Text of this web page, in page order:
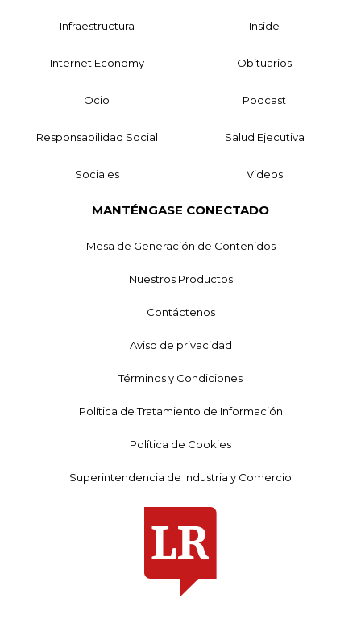
Infraestructura Inside
Internet Economy Obituarios
Ocio Podcast
Responsabilidad Social Salud Ejecutiva
Sociales Videos
MANTÉNGASE CONECTADO
Mesa de Generación de Contenidos
Nuestros Productos
Contáctenos
Aviso de privacidad
Términos y Condiciones
Política de Tratamiento de Información
Política de Cookies
Superintendencia de Industria y Comercio